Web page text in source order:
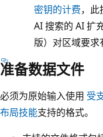
密钥的计费，
AI 搜索的 AI 扩
版）对区域要求
准备数据文件
必须为原始输入使用 受
布局技能支持的格式。